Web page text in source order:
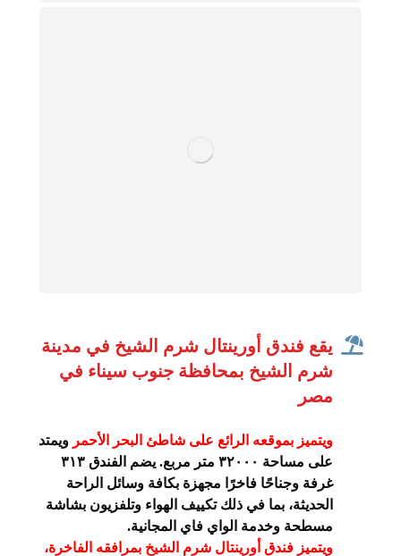
يقع فندق أورينتال شرم الشيخ في مدينة
شرم الشيخ بمحافظة جنوب سيناء في
مصر
ويتميز بموقعه الرائع على شاطئ البحر الأحمر ويمتد
على مساحة ٣٢٠٠٠ متر مربع. يضم الفندق ٣١٣
غرفة وجناحًا فاخرًا مجهزة بكافة وسائل الراحة
الحديثة، بما في ذلك تكييف الهواء وتلفزيون بشاشة
مسطحة وخدمة الواي فاي المجانية.
ويتميز فندق أورينتال شرم الشيخ بمرافقه الفاخرة،